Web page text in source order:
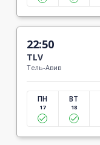
22:50
TLV
Тель-Авив
ПН
17
ВТ
18